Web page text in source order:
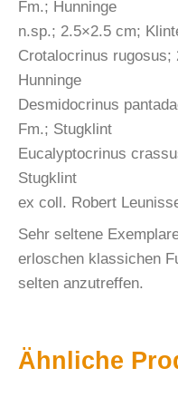
Fm.; Hunninge
n.sp.; 2.5×2.5 cm;
Crotalocrinus
Hunninge
Desmidocrinus
Fm.; Stugklint
Eucalyptocrinus
Stugklint
ex coll. Robert
Sehr seltene
erloschen klassichen
selten anzutreffen.
Ähnliche